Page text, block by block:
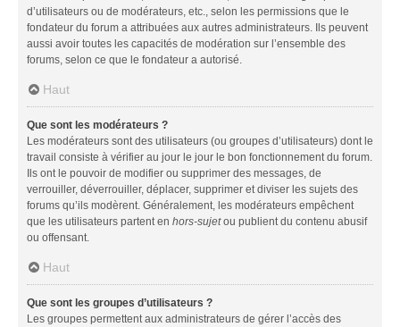
d’utilisateurs ou de modérateurs, etc., selon les permissions que le
fondateur du forum a attribuées aux autres administrateurs. Ils peuvent
aussi avoir toutes les capacités de modération sur l’ensemble des
forums, selon ce que le fondateur a autorisé.
Haut
Que sont les modérateurs ?
Les modérateurs sont des utilisateurs (ou groupes d’utilisateurs) dont le
travail consiste à vérifier au jour le jour le bon fonctionnement du forum.
Ils ont le pouvoir de modifier ou supprimer des messages, de
verrouiller, déverrouiller, déplacer, supprimer et diviser les sujets des
forums qu’ils modèrent. Généralement, les modérateurs empêchent
que les utilisateurs partent en hors-sujetou publient du contenu abusif
ou offensant.
Haut
Que sont les groupes d’utilisateurs ?
Les groupes permettent aux administrateurs de gérer l’accès des